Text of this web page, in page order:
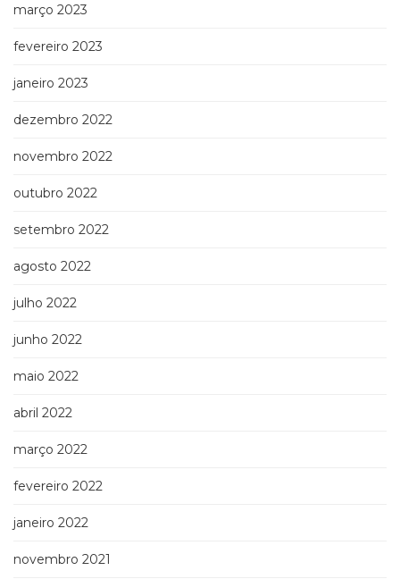
março 2023
fevereiro 2023
janeiro 2023
dezembro 2022
novembro 2022
outubro 2022
setembro 2022
agosto 2022
julho 2022
junho 2022
maio 2022
abril 2022
março 2022
fevereiro 2022
janeiro 2022
novembro 2021